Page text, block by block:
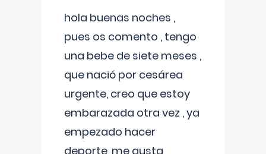
hola buenas noches ,
pues os comento , tengo
una bebe de siete meses ,
que nació por cesárea
urgente, creo que estoy
embarazada otra vez , ya
empezado hacer
deporte, me gusta